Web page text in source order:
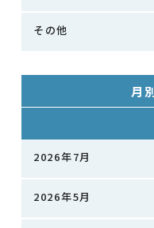
その他
月
2026年7月
2026年5月